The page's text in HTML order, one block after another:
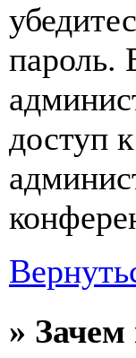
пароль.
доступ
»